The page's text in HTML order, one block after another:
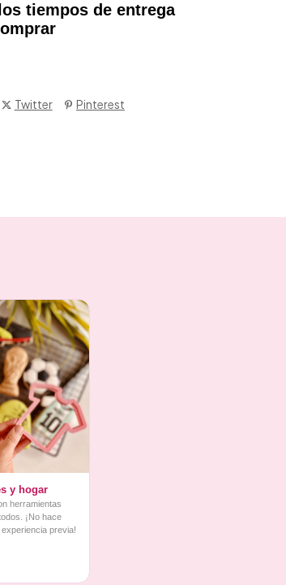
tiempos de entrega
Twitter Pinterest
y hogar
herramientas
¡No hace
previa!